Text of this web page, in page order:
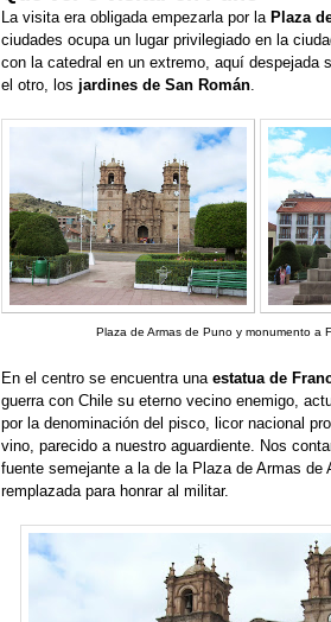
La visita era obligada empezarla por laPlaza
ciudades ocupa un lugar privilegiado en la
con la catedral en un extremo, aquí despejada
el otro, los jardines de San Román.
Plaza de Armas de Puno y monumento a
En el centro se encuentra una estatua de
guerra con Chile su eterno vecino enemigo,
por la denominación del pisco, licor nacional
vino, parecido a nuestro aguardiente. Nos
fuente semejante a la de la Plaza de Armas de
remplazada para honrar al militar.